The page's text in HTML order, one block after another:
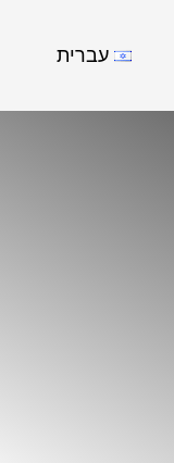
עברית